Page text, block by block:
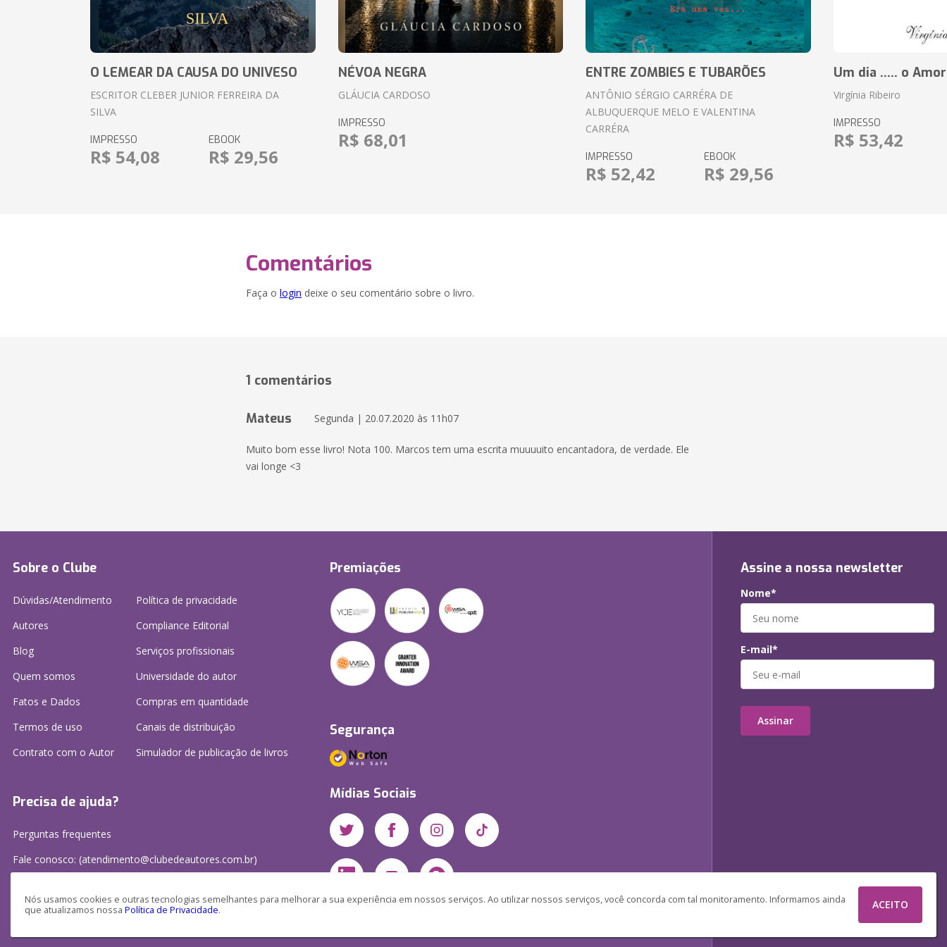
Nós usamos cookies e outras tecnologias semelhantes para melhorar a sua experiência em nossos serviços. Ao utilizar nossos serviços, você concorda com tal monitoramento. Informamos ainda
que atualizamos nossa Política de Privacidade. ACEITO
O LEMEAR DA CAUSA DO UNIVESO
ESCRITOR CLEBER JUNIOR FERREIRA DA
SILVA
IMPRESSO
R$ 54,08
EBOOK
R$ 29,56
NÉVOA NEGRA
GLÁUCIA CARDOSO
IMPRESSO
R$ 68,01
ENTRE ZOMBIES E TUBARÕES
ANTÔNIO SÉRGIO CARRÉRA DE
ALBUQUERQUE MELO E VALENTINA
CARRÉRA
IMPRESSO
R$ 52,42
EBOOK
R$ 29,56
Um dia ..... o Amor
Virgínia Ribeiro
IMPRESSO
R$ 53,42
Comentários
Faça o login deixe o seu comentário sobre o livro.
1 comentários
Mateus Segunda | 20.07.2020 às 11h07
Muito bom esse livro! Nota 100. Marcos tem uma escrita muuuuito encantadora, de verdade. Ele
vai longe <3
Sobre o Clube
Dúvidas/Atendimento
Autores
Blog
Quem somos
Fatos e Dados
Termos de uso
Contrato com o Autor
Política de privacidade
Compliance Editorial
Serviços profissionais
Universidade do autor
Compras em quantidade
Canais de distribuição
Simulador de publicação de livros
Precisa de ajuda?
Perguntas frequentes
Fale conosco: (atendimento@clubedeautores.com.br)
Premiações
Segurança
Mídias Sociais
Assine a nossa newsletter
Nome*
E-mail*
Assinar
Clube de Autores Publicações S/A - CNPJ: 16.779.786/0001-27